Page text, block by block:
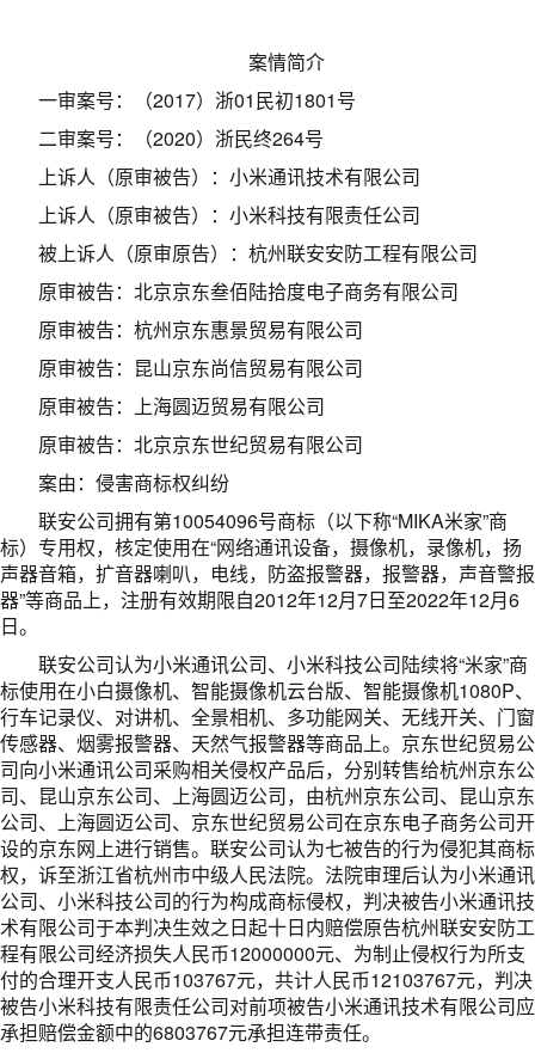
案情简介
一审案号：（2017）浙01民初1801号
二审案号：（2020）浙民终264号
上诉人（原审被告）：小米通讯技术有限公司
上诉人（原审被告）：小米科技有限责任公司
被上诉人（原审原告）：杭州联安安防工程有限公司
原审被告：北京京东叁佰陆拾度电子商务有限公司
原审被告：杭州京东惠景贸易有限公司
原审被告：昆山京东尚信贸易有限公司
原审被告：上海圆迈贸易有限公司
原审被告：北京京东世纪贸易有限公司
案由：侵害商标权纠纷
联安公司拥有第10054096号商标（以下称“MIKA米家”商
标）专用权，核定使用在“网络通讯设备，摄像机，录像机，扬
声器音箱，扩音器喇叭，电线，防盗报警器，报警器，声音警报
器”等商品上，注册有效期限自2012年12月7日至2022年12月6
日。
联安公司认为小米通讯公司、小米科技公司陆续将“米家”商
标使用在小白摄像机、智能摄像机云台版、智能摄像机1080P、
行车记录仪、对讲机、全景相机、多功能网关、无线开关、门窗
传感器、烟雾报警器、天然气报警器等商品上。京东世纪贸易公
司向小米通讯公司采购相关侵权产品后，分别转售给杭州京东公
司、昆山京东公司、上海圆迈公司，由杭州京东公司、昆山京东
公司、上海圆迈公司、京东世纪贸易公司在京东电子商务公司开
设的京东网上进行销售。联安公司认为七被告的行为侵犯其商标
权，诉至浙江省杭州市中级人民法院。法院审理后认为小米通讯
公司、小米科技公司的行为构成商标侵权，判决被告小米通讯技
术有限公司于本判决生效之日起十日内赔偿原告杭州联安安防工
程有限公司经济损失人民币12000000元、为制止侵权行为所支
付的合理开支人民币103767元，共计人民币12103767元，判决
被告小米科技有限责任公司对前项被告小米通讯技术有限公司应
承担赔偿金额中的6803767元承担连带责任。